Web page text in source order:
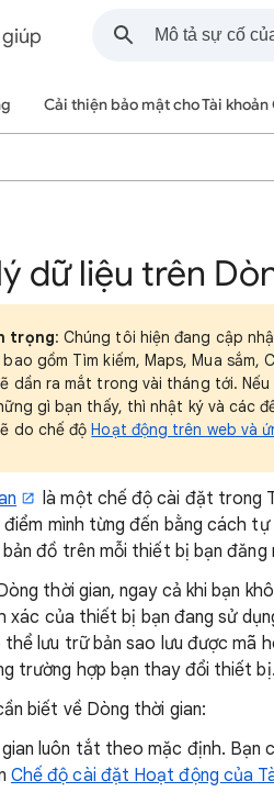
Cải thiện bảo mật cho Tài khoản
dữ liệu trên
trọng: Chúng tôi hiện đang cập
bao gồm Tìm kiếm, Maps, Mua sắm,
dần ra mắt trong vài tháng tới.
gì bạn thấy, thì nhật ký và các
do chế độHoạt động trên web và
là một chế độ cài đặt trong
điểm mình từng đến bằng cách
đồ trên mỗi thiết bị bạn đăng
thời gian, ngay cả khi bạn
xác của thiết bị bạn đang sử
thể lưu trữ bản sao lưu được mã
trường hợp bạn thay đổi thiết bị.
biết về Dòng thời gian:
luôn tắt theo mặc định.
Chế độ cài đặt Hoạt động của